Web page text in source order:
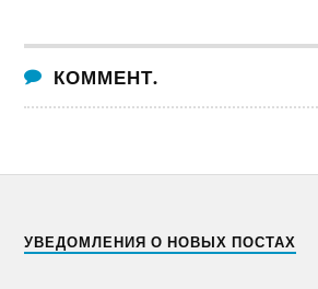
КОММЕНТ.
УВЕДОМЛЕНИЯ О НОВЫХ ПОСТАХ